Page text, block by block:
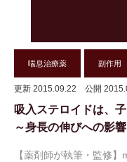
喘息治療薬 副作用
更新 2015.09.22 公開
吸入ステロイドは、
～身長の伸びへの影響
【薬剤師が執筆・監修